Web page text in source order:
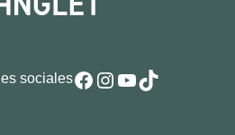
socialesFacebook
Instagram
YouTube
TikTok